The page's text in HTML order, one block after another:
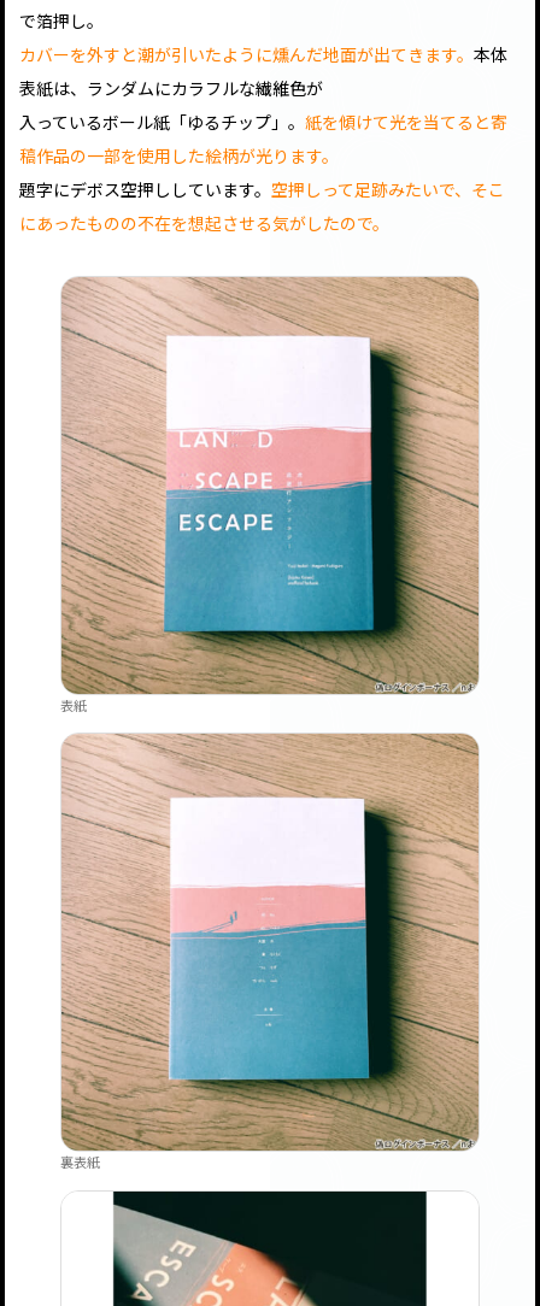
で箔押し。
カバーを外すと潮が引いたように燻んだ地面が出てきます。 本体
表紙は、ランダムにカラフルな繊維色が
入っているボール紙「ゆるチップ」。 紙を傾けて光を当てると寄
稿作品の一部を使用した絵柄が光ります。
題字にデボス空押ししています。 空押しって足跡みたいで、そこ
にあったものの不在を想起させる気がしたので。
表紙
裏表紙